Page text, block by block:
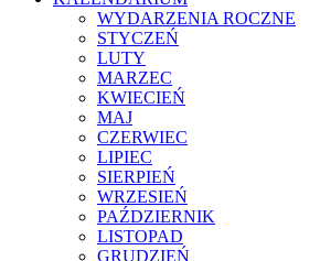
WYDARZENIA ROCZNE
STYCZEŃ
LUTY
MARZEC
KWIECIEŃ
MAJ
CZERWIEC
LIPIEC
SIERPIEŃ
WRZESIEŃ
PAŹDZIERNIK
LISTOPAD
GRUDZIEŃ